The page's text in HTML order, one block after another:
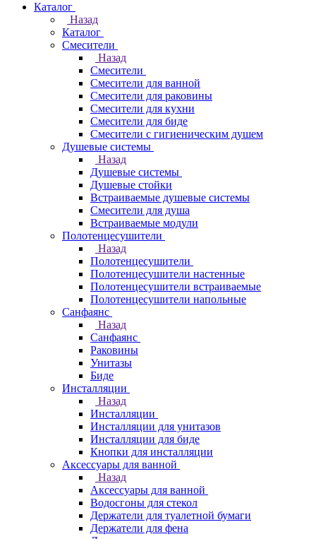
Каталог
Назад
Каталог
Смесители
Назад
Смесители
Смесители для ванной
Смесители для раковины
Смесители для кухни
Смесители для биде
Смесители с гигиеническим душем
Душевые системы
Назад
Душевые системы
Душевые стойки
Встраиваемые душевые системы
Смесители для душа
Встраиваемые модули
Полотенцесушители
Назад
Полотенцесушители
Полотенцесушители настенные
Полотенцесушители встраиваемые
Полотенцесушители напольные
Санфаянс
Назад
Санфаянс
Раковины
Унитазы
Биде
Инсталляции
Назад
Инсталляции
Инсталляции для унитазов
Инсталляции для биде
Кнопки для инсталляции
Аксессуары для ванной
Назад
Аксессуары для ванной
Водосгоны для стекол
Держатели для туалетной бумаги
Держатели для фена